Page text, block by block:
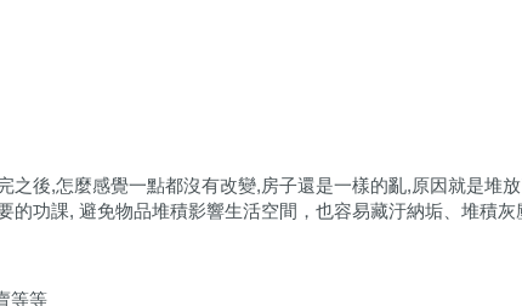
之後,怎麼感覺一點都沒有改變,房子還是一樣的亂,原因就是堆
的功課, 避免物品堆積影響生活空間，也容易藏汙納垢、堆積灰
等等